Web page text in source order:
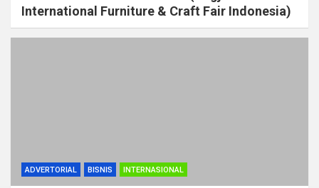
International Furniture & Craft Fair Indonesia)
ADVERTORIAL BISNIS INTERNASIONAL